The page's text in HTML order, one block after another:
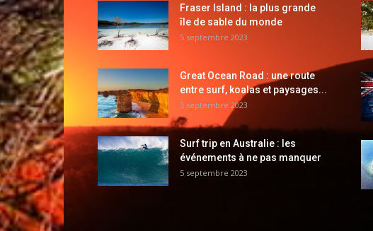
Fraser Island : la plus grande
île de sable du monde
5 septembre 2023
Great Ocean Road : une route
entre surf, koalas et paysages...
5 septembre 2023
Surf trip en Australie : les
événements à ne pas manquer
5 septembre 2023